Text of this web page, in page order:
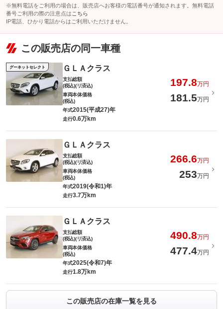
※無料電話をご利用の場合は、販売店へお客様の電話番号が通知されます。無料電話
番号ご利用の際の注意点は こちら
IP電話、ひかり電話からはご利用いただけません。
この販売店の同一車種
グーネットセレクト ＧＬＡクラス
支払総額
(税込)(リ済込)
197.8万円
車両本体価格
(税込)
181.5万円
年式2015(平成27)年
走行0.6万km
ＧＬＡクラス
支払総額
(税込)(リ済込)
266.6万円
車両本体価格
(税込)
253万円
年式2019(令和1)年
走行3.7万km
ＧＬＡクラス
支払総額
(税込)(リ済込)
490.8万円
車両本体価格
(税込)
477.4万円
年式2025(令和7)年
走行1.8万km
この販売店の在庫一覧を見る